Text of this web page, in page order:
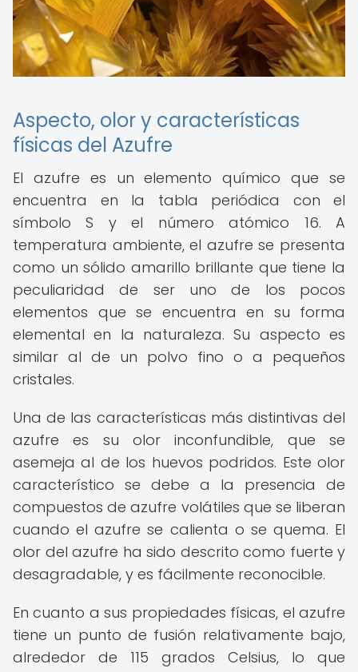
Aspecto, olor y características
físicas del Azufre
El azufre es un elemento químico que se
encuentra en la tabla periódica con el
símbolo S y el número atómico 16. A
temperatura ambiente, el azufre se presenta
como un sólido amarillo brillante que tiene la
peculiaridad de ser uno de los pocos
elementos que se encuentra en su forma
elemental en la naturaleza. Su aspecto es
similar al de un polvo fino o a pequeños
cristales.
Una de las características más distintivas del
azufre es su olor inconfundible, que se
asemeja al de los huevos podridos. Este olor
característico se debe a la presencia de
compuestos de azufre volátiles que se liberan
cuando el azufre se calienta o se quema. El
olor del azufre ha sido descrito como fuerte y
desagradable, y es fácilmente reconocible.
En cuanto a sus propiedades físicas, el azufre
tiene un punto de fusión relativamente bajo,
alrededor de 115 grados Celsius, lo que